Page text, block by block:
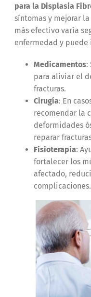
para la Displasia
síntomas y mejorar
más efectivo varía
enfermedad y puede
Medicamentos:
para aliviar el
fracturas.
Cirugía: En
recomendar la
deformidades
reparar
Fisioterapia:
fortalecer los
afectado,
complicaciones.